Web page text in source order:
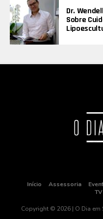
Dr.
Sobre
Início Assessoria
Copyright © 2026 | O Dia em